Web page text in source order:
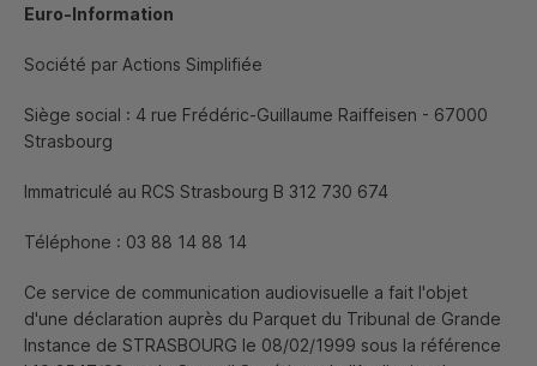
Euro-Information
Société par Actions Simplifiée
Siège social : 4 rue Frédéric-Guillaume Raiffeisen - 67000
Strasbourg
Immatriculé au RCS Strasbourg B 312 730 674
Téléphone : 03 88 14 88 14
Ce service de communication audiovisuelle a fait l'objet
d'une déclaration auprès du Parquet du Tribunal de Grande
Instance de STRASBOURG le 08/02/1999 sous la référence